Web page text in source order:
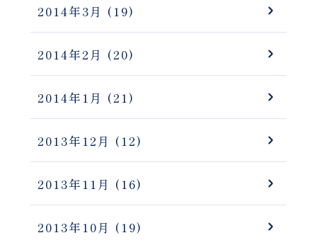
2014年3月 (19)
2014年2月 (20)
2014年1月 (21)
2013年12月 (12)
2013年11月 (16)
2013年10月 (19)